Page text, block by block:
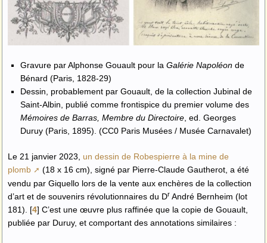
Gravure par Alphonse Gouault pour laGalérie Napoléon de
Bénard (Paris, 1828-29)
Dessin, probablement par Gouault, de la collection Jubinal de
Saint-Albin, publié comme frontispice du premier volume des
Mémoires de Barras, Membre du Directoire , ed. Georges
Duruy (Paris, 1895). (CC0 Paris Musées / Musée Carnavalet)
Le 21 janvier 2023, un dessin de Robespierre à la mine de
plomb
(18 x 16 cm), signé par Pierre-Claude Gautherot, a été
vendu par Giquello lors de la vente aux enchères de la collection
d’art et de souvenirs révolutionnaires du DrAndré Bernheim (lot
181).
[4] C’est une œuvre plus raffinée que la copie de Gouault,
publiée par Duruy, et comportant des annotations similaires :